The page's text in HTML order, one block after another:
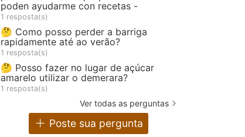
poden ayudarme con recetas -
1 resposta(s)
🤔 Como posso perder a barriga
rapidamente até ao verão?
1 resposta(s)
🤔 Posso fazer no lugar de açúcar
amarelo utilizar o demerara?
1 resposta(s)
Ver todas as perguntas
Poste sua pergunta